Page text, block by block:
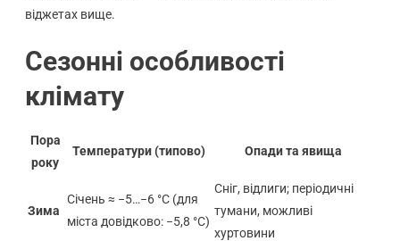
віджетах вище.
Сезонні особливості
клімату
Пора
року
Температури (типово) Опади та явища
Зима
Січень ≈ −5…−6 °C (для
міста довідково: −5,8 °C)
Сніг, відлиги; періодичні
тумани, можливі
хуртовини